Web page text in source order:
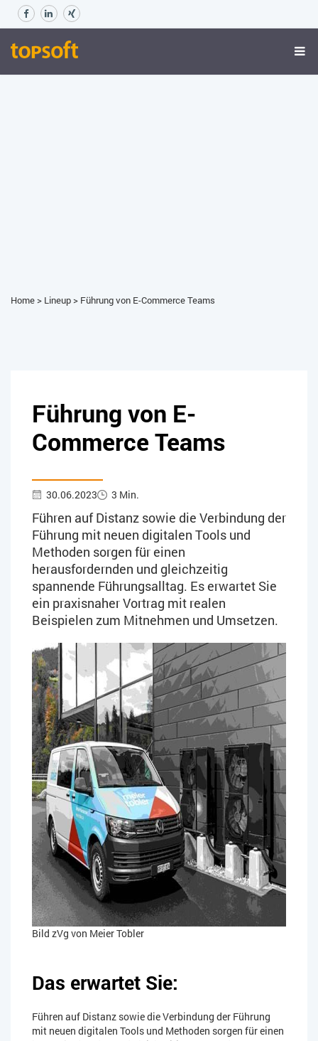
Home> Lineup> Führung von E-Commerce Teams
Führung von E-
Commerce Teams
30.06.2023 3 Min.
Führen auf Distanz sowie die Verbindung der
Führung mit neuen digitalen Tools und
Methoden sorgen für einen
herausfordernden und gleichzeitig
spannende Führungsalltag. Es erwartet Sie
ein praxisnaher Vortrag mit realen
Beispielen zum Mitnehmen und Umsetzen.
Bild zVg von Meier Tobler
Das erwartet Sie:
Führen auf Distanz sowie die Verbindung der Führung
mit neuen digitalen Tools und Methoden sorgen für einen